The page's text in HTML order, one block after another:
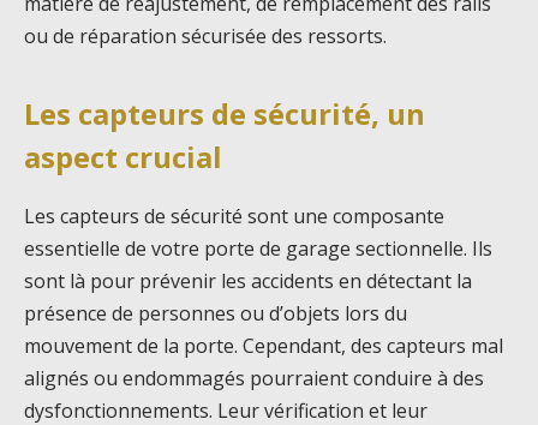
ou de réparation sécurisée des ressorts.
Les capteurs de sécurité, un
aspect crucial
Les capteurs de sécurité sont une composante
essentielle de votre porte de garage sectionnelle. Ils
sont là pour prévenir les accidents en détectant la
présence de personnes ou d’objets lors du
mouvement de la porte. Cependant, des capteurs mal
alignés ou endommagés pourraient conduire à des
dysfonctionnements. Leur vérification et leur